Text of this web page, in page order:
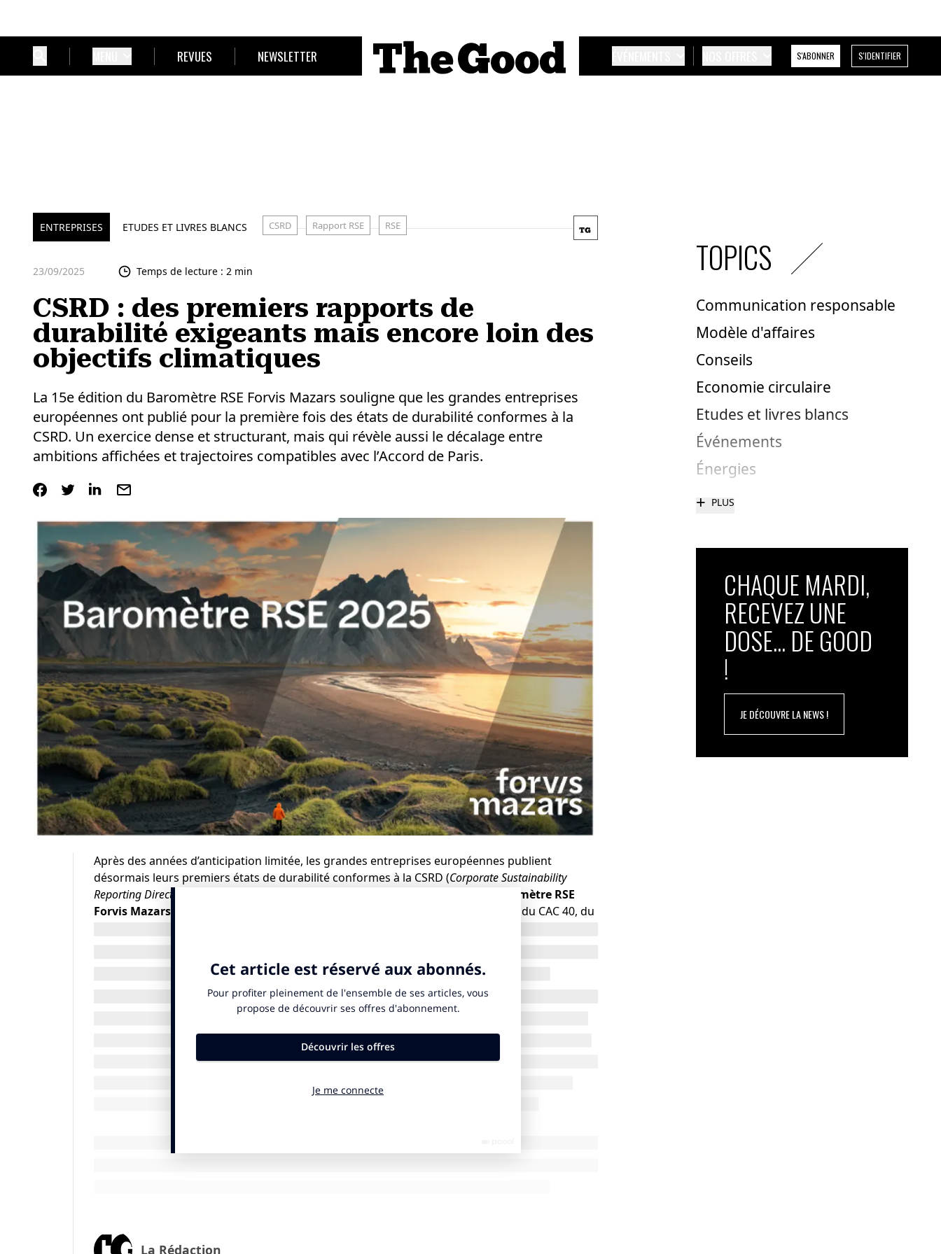
REVUES NEWSLETTER S'ABONNER S'IDENTIFIER
ENTREPRISES ETUDES ET LIVRES BLANCS CSRD Rapport RSE RSE
23/09/2025 Temps de lecture : 2 min
CSRD : des premiers rapports de
durabilité exigeants mais encore loin des
objectifs climatiques
La 15e édition du Baromètre RSE Forvis Mazars souligne que les grandes entreprises
européennes ont publié pour la première fois des états de durabilité conformes à la
CSRD. Un exercice dense et structurant, mais qui révèle aussi le décalage entre
ambitions affichées et trajectoires compatibles avec l’Accord de Paris.
Après des années d’anticipation limitée, les grandes entreprises européennes publient
désormais leurs premiers états de durabilité conformes à la CSRD (Corporate Sustainability
Reporting Directive
Baromètre RSE
Forvis Mazars, qui analyse 154 rapports d’entreprises, dont 68 françaises issues du CAC 40, du
documents, denses et techniques, marquent un vrai progrès en matière de transparence et
deviennent des outils d’analyse pour investisseurs, régulateurs et parties prenantes.
Des ambitions climatiques fragiles
Si 96 % des entreprises ont fixé des objectifs de réduction d’émissions, seules 33 % présentent
un plan de transition complet, et à peine 26 % sont alignées sur une trajectoire 1,5°C. Ce
Guterres a averti que l’objectif de limiter le réchauffement climatique à +1,5°C par rapport à
Un défi réglementaire et organisationnel
La Rédaction
TOPICS
Communication responsable
Modèle d'affaires
Conseils
Economie circulaire
Etudes et livres blancs
Événements
Énergies
+ PLUS
CHAQUE MARDI,
RECEVEZ UNE
DOSE... DE GOOD
!
JE DÉCOUVRE LA NEWS !